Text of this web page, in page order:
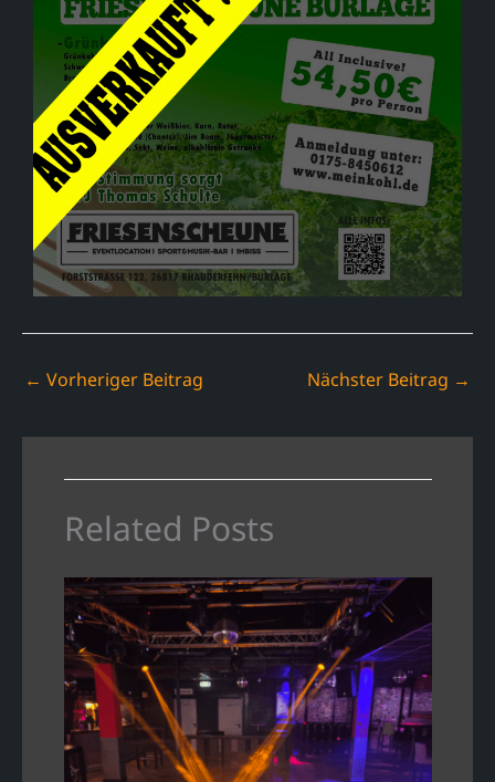
← Vorheriger Beitrag Nächster Beitrag →
Related Posts